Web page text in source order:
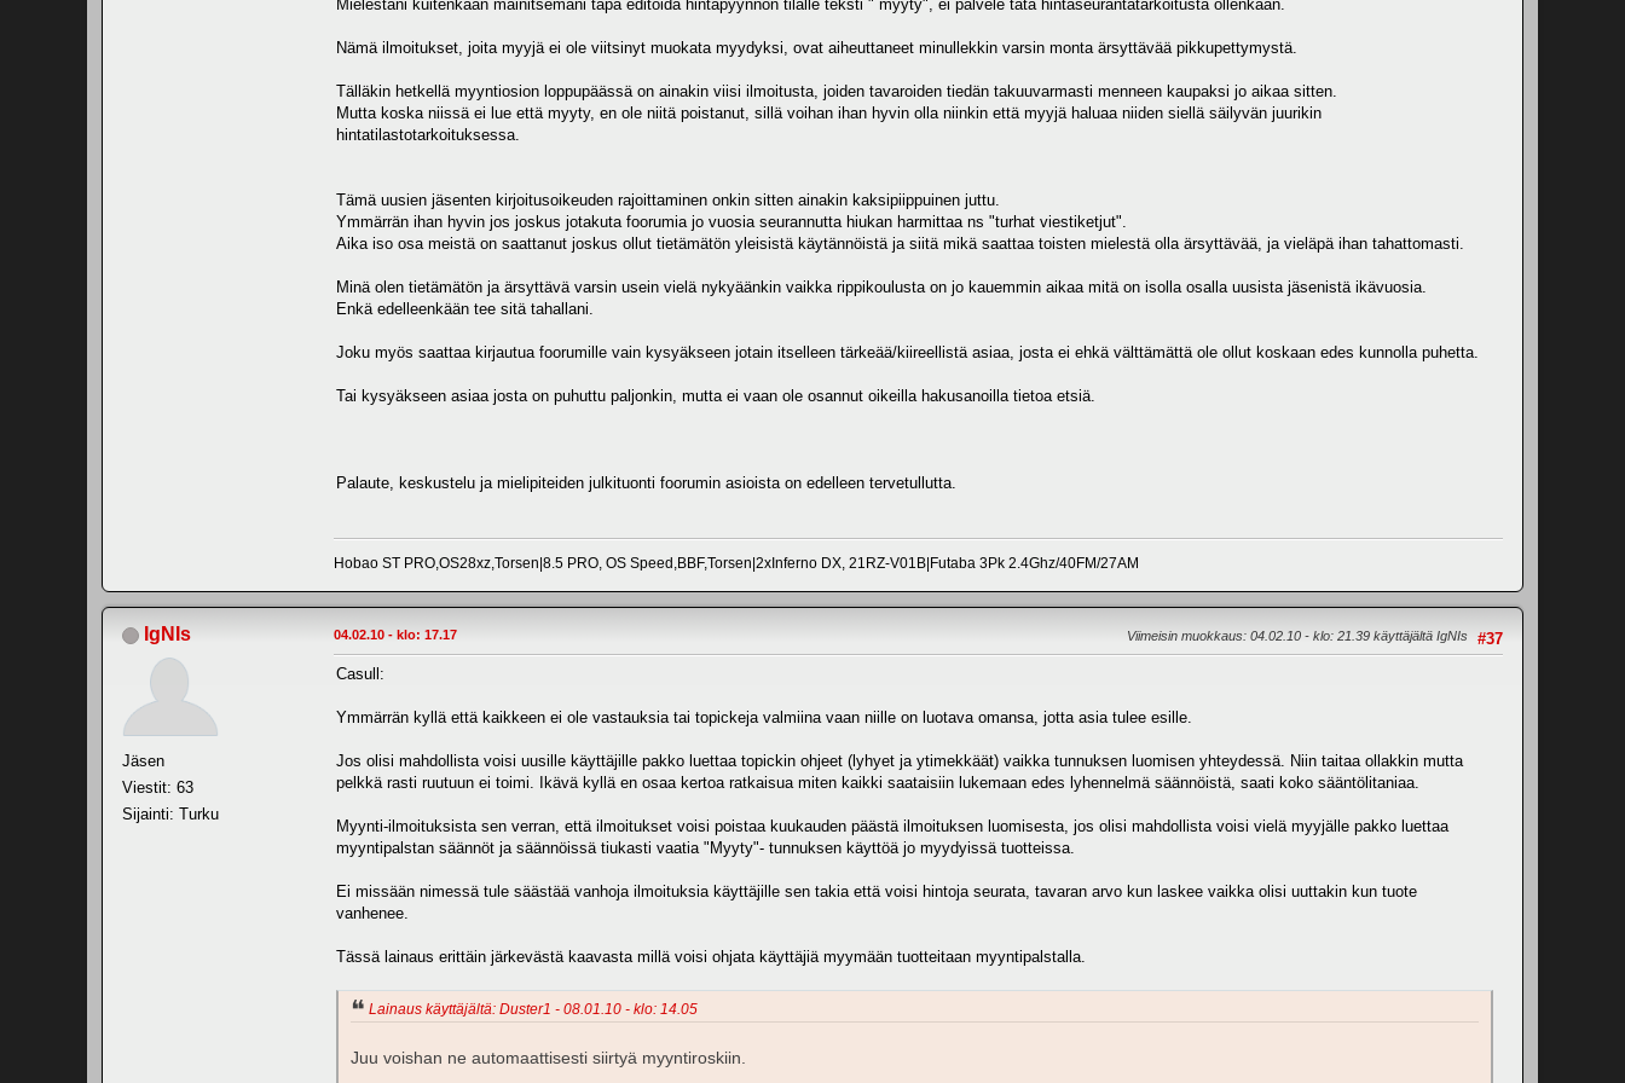
Mielestäni kuitenkaan mainitsemani tapa editoida hintapyynnön tilalle teksti " myyty", ei palvele tätä hintaseurantatarkoitusta ollenkaan.
Nämä ilmoitukset, joita myyjä ei ole viitsinyt muokata myydyksi, ovat aiheuttaneet minullekkin varsin monta ärsyttävää pikkupettymystä.
Tälläkin hetkellä myyntiosion loppupäässä on ainakin viisi ilmoitusta, joiden tavaroiden tiedän takuuvarmasti menneen kaupaksi jo aikaa sitten.
Mutta koska niissä ei lue että myyty, en ole niitä poistanut, sillä voihan ihan hyvin olla niinkin että myyjä haluaa niiden siellä säilyvän juurikin
hintatilastotarkoituksessa.
Tämä uusien jäsenten kirjoitusoikeuden rajoittaminen onkin sitten ainakin kaksipiippuinen juttu.
Ymmärrän ihan hyvin jos joskus jotakuta foorumia jo vuosia seurannutta hiukan harmittaa ns "turhat viestiketjut".
Aika iso osa meistä on saattanut joskus ollut tietämätön yleisistä käytännöistä ja siitä mikä saattaa toisten mielestä olla ärsyttävää, ja vieläpä ihan tahattomasti.
Minä olen tietämätön ja ärsyttävä varsin usein vielä nykyäänkin vaikka rippikoulusta on jo kauemmin aikaa mitä on isolla osalla uusista jäsenistä ikävuosia.
Enkä edelleenkään tee sitä tahallani.
Joku myös saattaa kirjautua foorumille vain kysyäkseen jotain itselleen tärkeää/kiireellistä asiaa, josta ei ehkä välttämättä ole ollut koskaan edes kunnolla puhetta.
Tai kysyäkseen asiaa josta on puhuttu paljonkin, mutta ei vaan ole osannut oikeilla hakusanoilla tietoa etsiä.
Palaute, keskustelu ja mielipiteiden julkituonti foorumin asioista on edelleen tervetullutta.
Hobao ST PRO,OS28xz,Torsen|8.5 PRO, OS Speed,BBF,Torsen|2xInferno DX, 21RZ-V01B|Futaba 3Pk 2.4Ghz/40FM/27AM
IgNIs
Jäsen
Viestit: 63
Sijainti: Turku
#37
04.02.10 - klo: 17.17 Viimeisin muokkaus: 04.02.10 - klo: 21.39 käyttäjältä IgNIs
Casull:
Ymmärrän kyllä että kaikkeen ei ole vastauksia tai topickeja valmiina vaan niille on luotava omansa, jotta asia tulee esille.
Jos olisi mahdollista voisi uusille käyttäjille pakko luettaa topickin ohjeet (lyhyet ja ytimekkäät) vaikka tunnuksen luomisen yhteydessä. Niin taitaa ollakkin mutta
pelkkä rasti ruutuun ei toimi. Ikävä kyllä en osaa kertoa ratkaisua miten kaikki saataisiin lukemaan edes lyhennelmä säännöistä, saati koko sääntölitaniaa.
Myynti-ilmoituksista sen verran, että ilmoitukset voisi poistaa kuukauden päästä ilmoituksen luomisesta, jos olisi mahdollista voisi vielä myyjälle pakko luettaa
myyntipalstan säännöt ja säännöissä tiukasti vaatia "Myyty"- tunnuksen käyttöä jo myydyissä tuotteissa.
Ei missään nimessä tule säästää vanhoja ilmoituksia käyttäjille sen takia että voisi hintoja seurata, tavaran arvo kun laskee vaikka olisi uuttakin kun tuote
vanhenee.
Tässä lainaus erittäin järkevästä kaavasta millä voisi ohjata käyttäjiä myymään tuotteitaan myyntipalstalla.
Lainaus käyttäjältä: Duster1 - 08.01.10 - klo: 14.05
Juu voishan ne automaattisesti siirtyä myyntiroskiin.